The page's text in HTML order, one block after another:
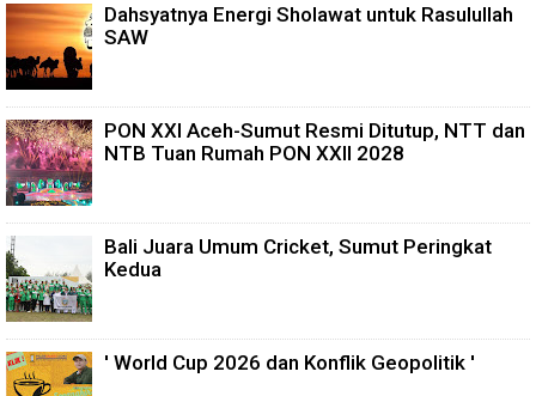
Dahsyatnya Energi Sholawat untuk Rasulullah
SAW
PON XXI Aceh-Sumut Resmi Ditutup, NTT dan
NTB Tuan Rumah PON XXII 2028
Bali Juara Umum Cricket, Sumut Peringkat
Kedua
' World Cup 2026 dan Konflik Geopolitik '